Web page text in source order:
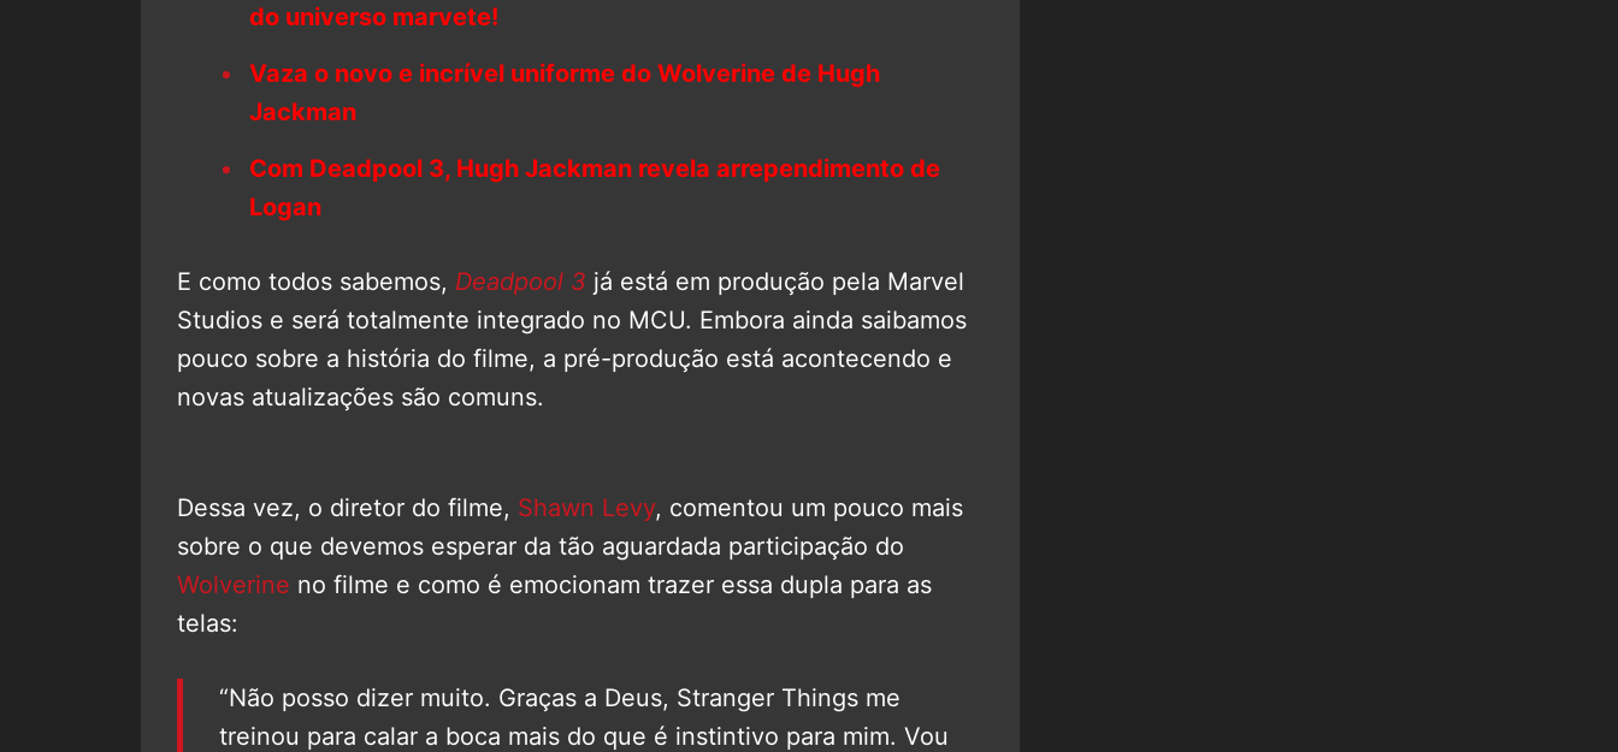
do universo marvete!
Vaza o novo e incrível uniforme do Wolverine de Hugh
Jackman
Com Deadpool 3, Hugh Jackman revela arrependimento de
Logan
E como todos sabemos, Deadpool 3 já está em produção pela Marvel
Studios e será totalmente integrado no MCU. Embora ainda saibamos
pouco sobre a história do filme, a pré-produção está acontecendo e
novas atualizações são comuns.
Dessa vez, o diretor do filme, Shawn Levy, comentou um pouco mais
sobre o que devemos esperar da tão aguardada participação do
Wolverine no filme e como é emocionam trazer essa dupla para as
telas:
“Não posso dizer muito. Graças a Deus, Stranger Things me
treinou para calar a boca mais do que é instintivo para mim. Vou